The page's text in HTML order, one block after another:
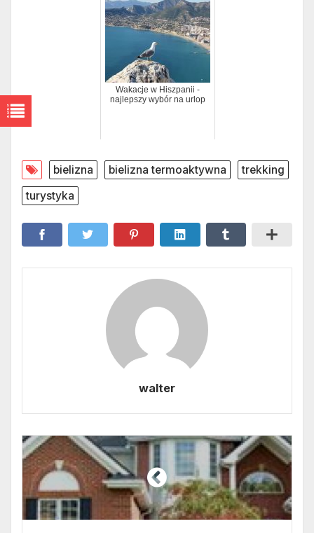
Wakacje w Hiszpanii -
najlepszy wybór na urlop
bielizna bielizna termoaktywna
trekking
turystyka
walter